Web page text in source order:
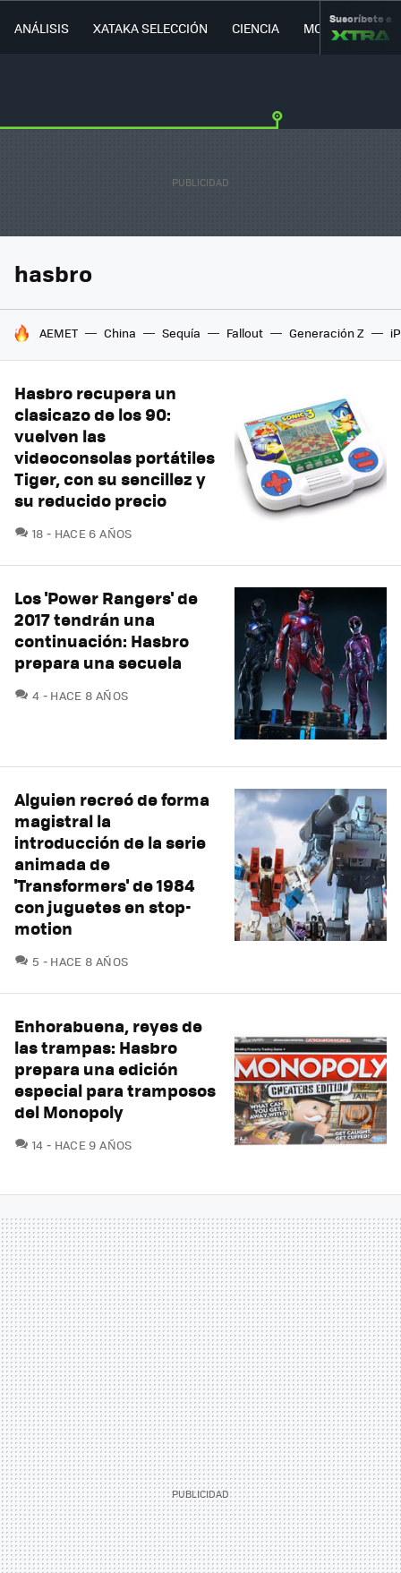
ANÁLISIS XATAKA SELECCIÓN CIENCIA MOVILIDAD
Suscríbete a
hasbro
HOY SE HABLA DE
AEMET China Sequía Fallout Generación Z
Hasbro recupera un
clasicazo de los 90:
vuelven las
videoconsolas portátiles
Tiger, con su sencillez y
su reducido precio
18 COMENTARIOS
HACE 6 AÑOS
Los 'Power Rangers' de
2017 tendrán una
continuación: Hasbro
prepara una secuela
4 COMENTARIOS
HACE 8 AÑOS
Alguien recreó de forma
magistral la
introducción de la serie
animada de
'Transformers' de 1984
con juguetes en stop-
motion
5 COMENTARIOS
HACE 8 AÑOS
Enhorabuena, reyes de
las trampas: Hasbro
prepara una edición
especial para tramposos
del Monopoly
14 COMENTARIOS
HACE 9 AÑOS